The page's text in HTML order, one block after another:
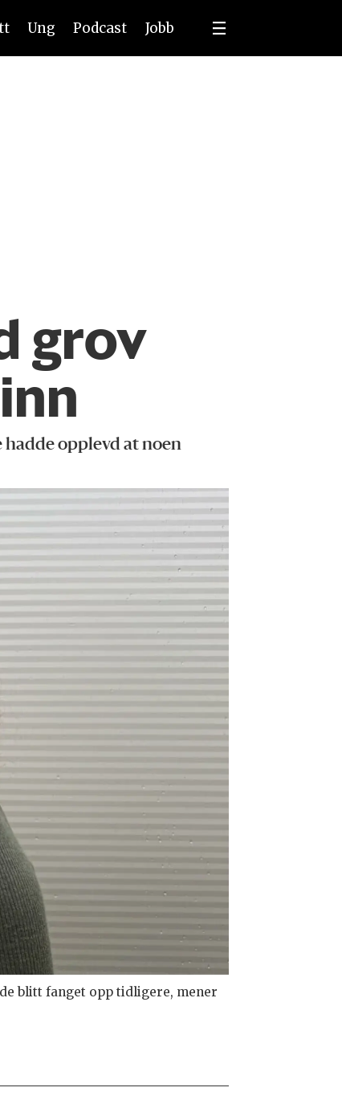
Ung Podcast Jobb
grov
opplevd at noen
blitt fanget opp tidligere, mener